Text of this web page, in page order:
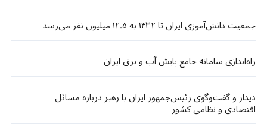
جمعیت دانش‌آموزی ایران تا ۱۴۳۲ به ۱۲.۵ میلیون نفر می‌رسد
راه‌اندازی سامانه جامع پایش آب و برق ایران
دیدار و گفت‌وگوی رئیس‌جمهور ایران با رهبر درباره مسائل
اقتصادی و نظامی کشور